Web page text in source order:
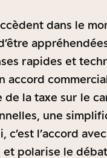
dans le
rapides et
accord
de la taxe sur le
une
c’est l’accord
polarise le